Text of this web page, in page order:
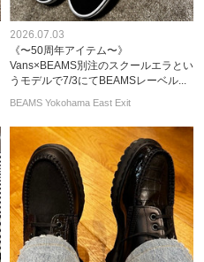
2026.07.03
《〜50周年アイテム〜》
Vans×BEAMS別注のスクールエラとい
うモデルで7/3にてBEAMSレーベル...
BEAMS Yokohama East Exit